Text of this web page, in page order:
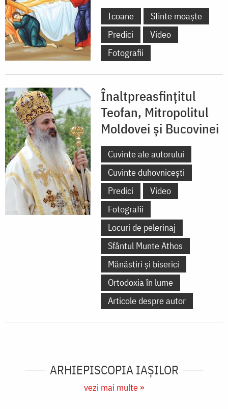
Icoane
Sfinte moaște
Predici
Video
Fotografii
Înaltpreasfințitul
Teofan, Mitropolitul
Moldovei și Bucovinei
Cuvinte ale autorului
Cuvinte duhovnicești
Predici
Video
Fotografii
Locuri de pelerinaj
Sfântul Munte Athos
Mănăstiri și biserici
Ortodoxia în lume
Articole despre autor
ARHIEPISCOPIA IAŞILOR
vezi mai multe »